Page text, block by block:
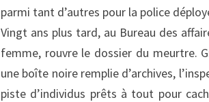
parmi tant d’autres pour la police
Vingt ans plus tard, au Bureau des
femme, rouvre le dossier du meurtre.
une boîte noire remplie d’archives,
piste d’individus prêts à tout pour